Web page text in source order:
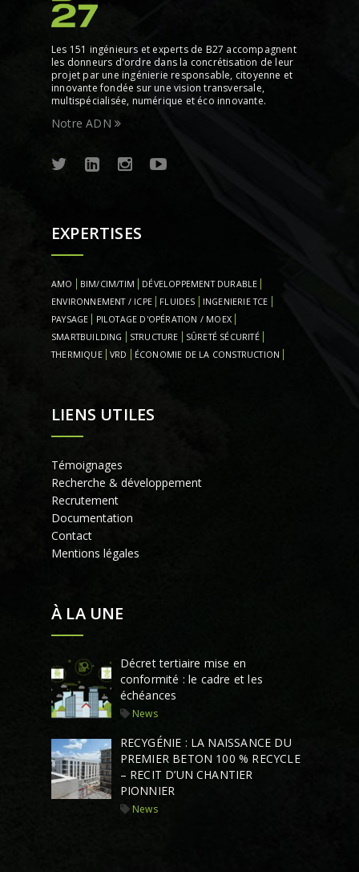
Les 151 ingénieurs et experts de B27 accompagnent
les donneurs d'ordre dans la concrétisation de leur
projet par une ingénierie responsable, citoyenne et
innovante fondée sur une vision transversale,
multispécialisée, numérique et éco innovante.
Notre ADN
EXPERTISES
AMO BIM/CIM/TIM
DÉVELOPPEMENT DURABLE
ENVIRONNEMENT / ICPE
FLUIDES
INGENIERIE TCE
PAYSAGE
PILOTAGE D'OPÉRATION / MOEX
SMARTBUILDING
STRUCTURE
SÛRETÉ SÉCURITÉ
THERMIQUE
VRD ÉCONOMIE DE LA CONSTRUCTION
LIENS UTILES
Témoignages
Recherche & développement
Recrutement
Documentation
Contact
Mentions légales
À LA UNE
Décret tertiaire mise en
conformité : le cadre et les
échéances
News
RECYGÉNIE : LA NAISSANCE DU
PREMIER BETON 100 % RECYCLE
– RECIT D’UN CHANTIER
PIONNIER
News